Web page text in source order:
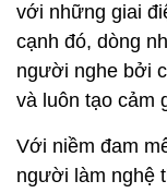
với những giai
cạnh đó, dòng
người nghe bởi
và luôn tạo cảm
Với niềm đam
người làm nghệ